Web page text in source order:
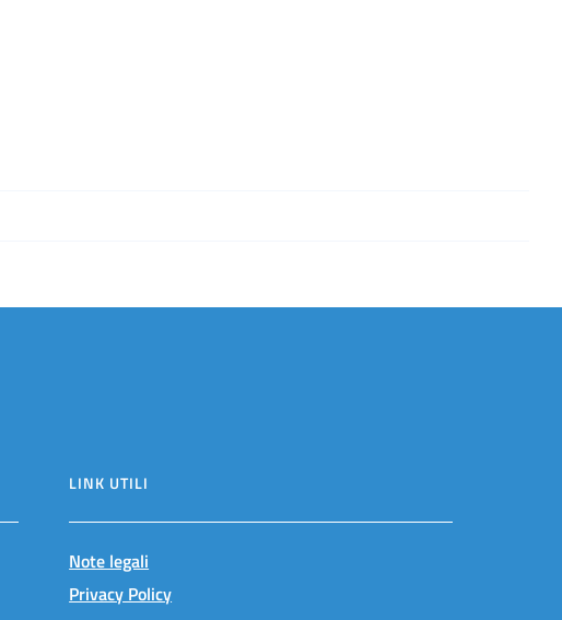
LINK UTILI
Note legali
Privacy Policy